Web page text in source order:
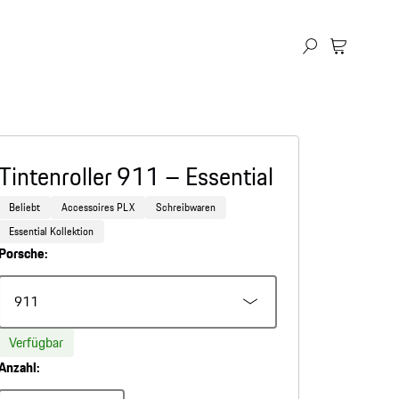
911 – Essential
Beliebt Accessoires PLX
Schreibwaren
Essential Kollektion
Porsche:
911
Verfügbar